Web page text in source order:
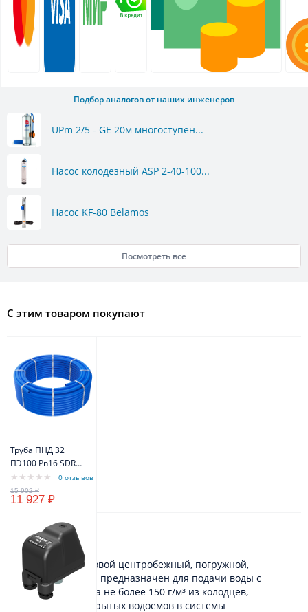
Подбор аналогов от наших инженеров
UPm 2/5 - GE 20м многоступен...
Насос колодезный ASP 2-40-100...
Насос KF-80 Belamos
Посмотреть все
С этим товаром покупают
Труба ПНД 32
ПЭ100 Pn16 SDR11
(бухта 100м)
(синий цвет)
VODOS Standart
0 отзывов
11 927 ₽
Описание
Электронасос бытовой центробежный, погружной,
многоступенчатый предназначен для подачи воды с
содержанием песка не более 150 г/м³ из колодцев,
резервуаров и открытых водоемов в системы